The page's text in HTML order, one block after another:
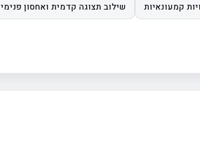
קמעונאיות שילוב תצוגה קדמית ואחסון פנימי